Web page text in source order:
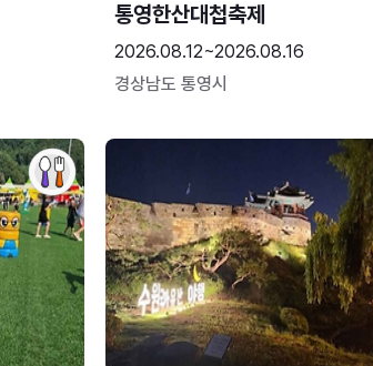
통영한산대첩축제
2026.08.12~2026.08.16
경상남도 통영시